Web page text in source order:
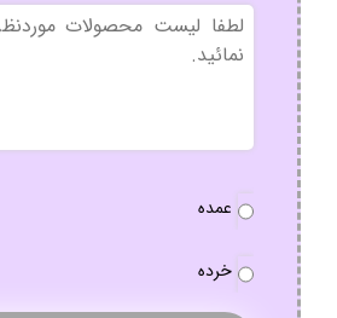
بدون
عنوان
نوع
عمده
خرده